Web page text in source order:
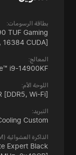
بطاقة الرسومات:
TUF Gaming
16384 CUDA]
المعالج:
i9-14900KF
اللوحة الأم:
[DDR5, Wi-Fi]
التبريد:
Custom
الذاكرة العشوائية (RAM):
Expert Black